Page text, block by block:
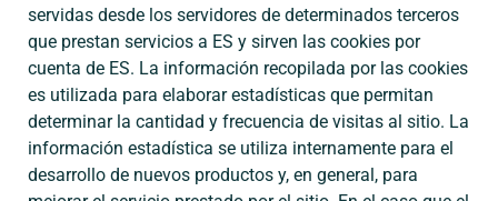
servidas desde los servidores de determinados terceros
que prestan servicios a ES y sirven las cookies por
cuenta de ES. La información recopilada por las cookies
es utilizada para elaborar estadísticas que permitan
determinar la cantidad y frecuencia de visitas al sitio. La
información estadística se utiliza internamente para el
desarrollo de nuevos productos y, en general, para